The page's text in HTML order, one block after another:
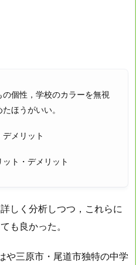
個性，学校のカラーを無視
ほうがいい。
デメリット
ット・デメリット
しく分析しつつ，これらに
も良かった。
三原市・尾道市独特の中学